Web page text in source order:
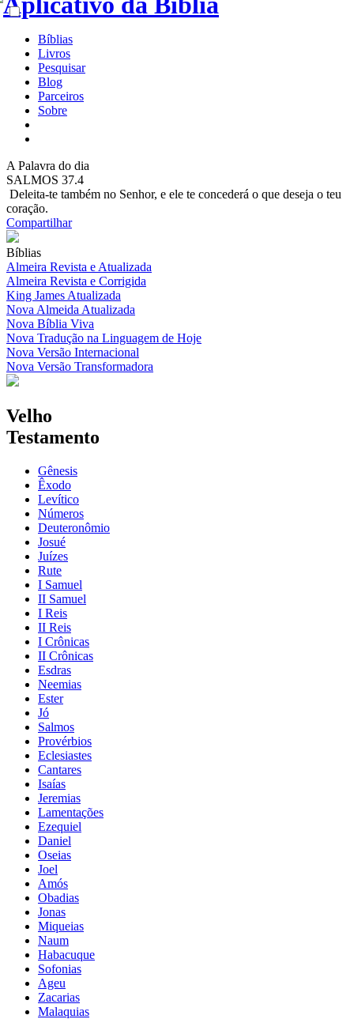
Bíblias
Livros
Pesquisar
Blog
Parceiros
Sobre
A Palavra do dia
SALMOS 37.4
Deleita-te também no Senhor, e ele te concederá o que deseja o teu
coração.
Compartilhar
Bíblias
Almeira Revista e Atualizada
Almeira Revista e Corrigida
King James Atualizada
Nova Almeida Atualizada
Nova Bíblia Viva
Nova Tradução na Linguagem de Hoje
Nova Versão Internacional
Nova Versão Transformadora
Velho
Testamento
Gênesis
Êxodo
Levítico
Números
Deuteronômio
Josué
Juízes
Rute
I Samuel
II Samuel
I Reis
II Reis
I Crônicas
II Crônicas
Esdras
Neemias
Ester
Jó
Salmos
Provérbios
Eclesiastes
Cantares
Isaías
Jeremias
Lamentações
Ezequiel
Daniel
Oseias
Joel
Amós
Obadias
Jonas
Miqueias
Naum
Habacuque
Sofonias
Ageu
Zacarias
Malaquias